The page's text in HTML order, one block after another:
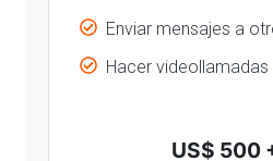
Enviar mensajes a
Hacer videollamadas
US$ 500